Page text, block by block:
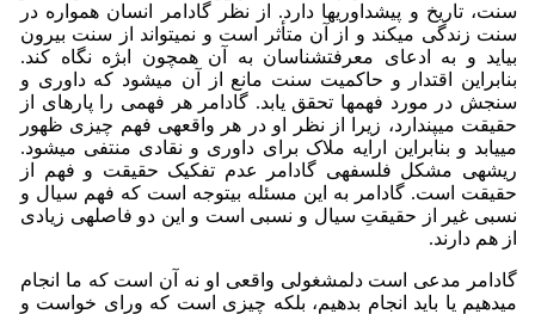
سنت، تاریخ و پیش­داوری­­ها دارد. از نظر گادامر انسان همواره در
سنت زندگی می­کند و از آن متأثر است و نمی­تواند از سنت بیرون
بیاید و به ادعای معرفت­شناسان به آن همچون ابژه نگاه کند.
بنابراین اقتدار و حاکمیت سنت مانع از آن می­شود که داوری و
سنجش در مورد فهم­ها تحقق یابد. گادامر هر فهمی را پاره­ای از
حقیقت می­پندارد، زیرا از نظر او در هر واقعه­ی فهم چیزی ظهور
می­یابد و بنابراین ارایه ملاک برای داوری و نقادی منتفی می­شود.
ریشه­ی مشکل فلسفه­ی گادامر عدم تفکیک حقیقت و فهم از
حقیقت است. گادامر به این مسئله بی­توجه است که فهم سیال و
نسبی غیر از حقیقتِ سیال و نسبی است و این دو فاصله­ی زیادی
از هم دارند.
گادامر مدعی است دل­مشغولی واقعی او نه آن است که ما انجام
می­دهیم یا باید انجام بدهیم، بلکه چیزی است که ورای خواست و